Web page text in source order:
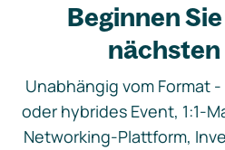
Beginnen
nächsten
Unabhängig vom Format
oder hybrides Event, 1:1-
Networking-Plattform,